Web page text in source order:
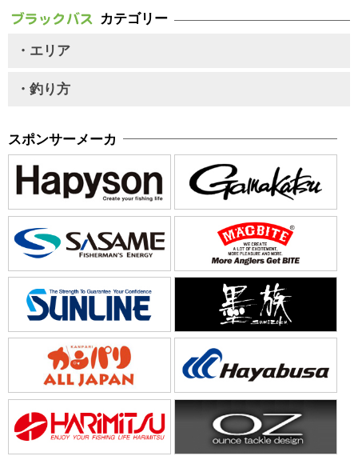
カテゴリー
・エリア
・釣り方
スポンサーメーカ